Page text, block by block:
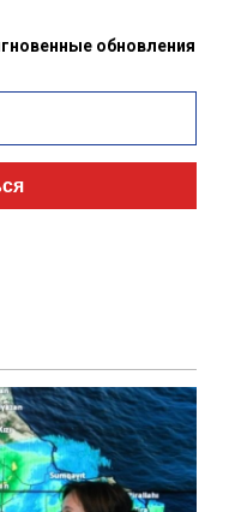
обновления